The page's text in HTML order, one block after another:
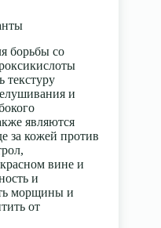
борьбы со
и
являются
за кожей против
вине и
и
морщины и
от